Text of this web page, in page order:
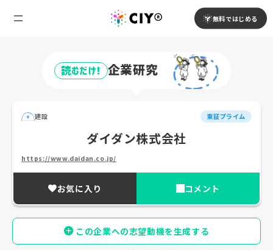
無料ではじめる
読むだけ! 企業研究
建設 東証プライム
ダイダン株式会社
https://www.daidan.co.jp/
お気に入り コメント
この企業への志望動機を生成する